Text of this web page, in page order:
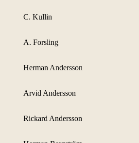
C. Kullin
A. Forsling
Herman Andersson
Arvid Andersson
Rickard Andersson